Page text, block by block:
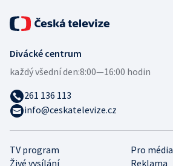
TV program
Pro média
Živé vysílání
Reklama
Divácké centrum
každý všední den:8:00—16:00 hodin
261 136 113
info@ceskatelevize.cz